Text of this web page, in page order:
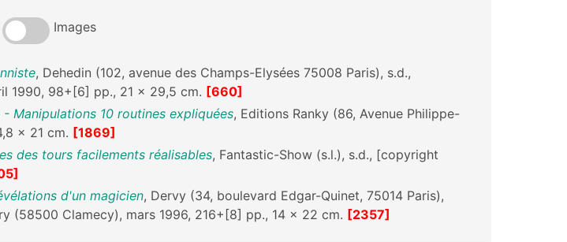
Images
, Dehedin (102, avenue des Champs-Elysées 75008 Paris), s.d.,
1990, 98+[6] pp., 21 x 29,5 cm. [660]
Manipulations 10 routines expliquées, Editions Ranky (86, Avenue Philippe-
x 21 cm. [1869]
des tours facilements réalisables, Fantastic-Show (s.l.), s.d., [copyright
d'un magicien, Dervy (34, boulevard Edgar-Quinet, 75014 Paris),
(58500 Clamecy), mars 1996, 216+[8] pp., 14 x 22 cm. [2357]